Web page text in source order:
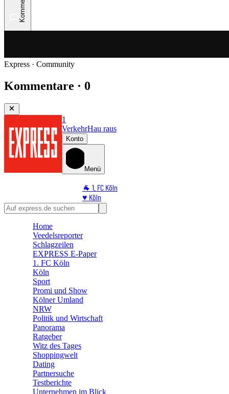
Express · Community
Kommentare · 0
1
VerkehrHau raus
Konto
Menü
🐐 1. FC Köln
♥️ Köln
⭐ Promi
🛒 Shoppingwelt
Home
Veedelsreporter
Schlagzeilen
EXPRESS E-Paper
1. FC Köln
Köln
Sport
Promi und Show
Kölner Umland
NRW
Politik und Wirtschaft
Panorama
Ratgeber
Witz des Tages
Shoppingwelt
Dating
Partnersuche
Testberichte
Unternehmen im Blick